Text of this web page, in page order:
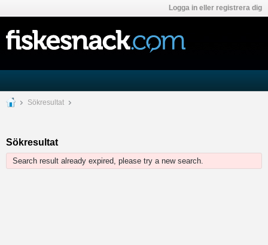
Logga in eller registrera dig
Sökresultat
Sökresultat
Search result already expired, please try a new search.